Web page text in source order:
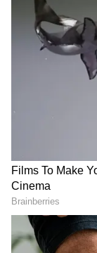
ವಿರಾಟ್ ಕೊಹ್ಲಿ:
ಸೆಪ್ಟೆಂಬರ್ 8
ರಲ್ಲಿ ಭಾರತದ
ಎಸೆತಗಳಲ್ಲಿ
ಸಮಗ್ರ ಸುದ್ದಿ